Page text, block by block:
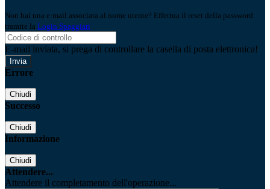
Non hai una e-mail associata al nome utente? Effettua il reset della password
tramite la Login Spaggiari
E-mail inviata, si prega di controllare la casella di posta elettronica!
Errore
Chiudi
Successo
Chiudi
Informazione
Chiudi
Attendere...
Attendere il completamento dell'operazione...